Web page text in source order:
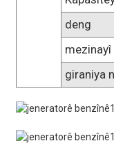
deng
mezinayî
giraniya